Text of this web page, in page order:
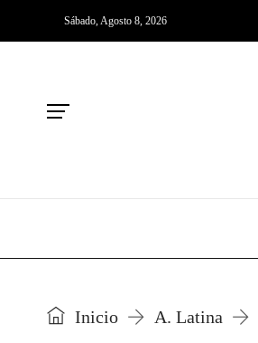
Sábado, Agosto 8, 2026
Inicio A. Latina